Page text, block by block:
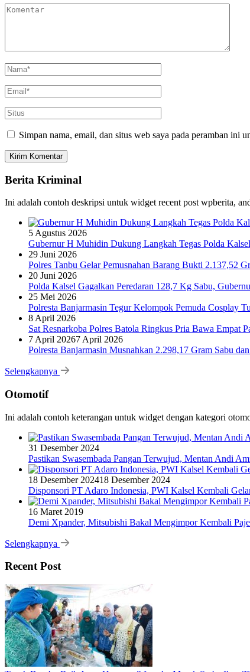
Simpan nama, email, dan situs web saya pada peramban ini
Berita Kriminal
Ini adalah contoh deskripsi untuk widget recent post wpberita,
5 Agustus 2026
Gubernur H Muhidin Dukung Langkah Tegas Polda
29 Juni 2026
Polres Tanbu Gelar Pemusnahan Barang Bukti 2.137,52
20 Juni 2026
Polda Kalsel Gagalkan Peredaran 128,7 Kg Sabu,
25 Mei 2026
Polresta Banjarmasin Tegur Kelompok Pemuda Cosplay
8 April 2026
Sat Resnarkoba Polres Batola Ringkus Pria Bawa Empat
7 April 20267 April 2026
Polresta Banjarmasin Musnahkan 2.298,17 Gram Sabu
Selengkapnya
Otomotif
Ini adalah contoh keterangan untuk widget dengan kategori
31 Desember 2024
Pastikan Swasembada Pangan Terwujud, Mentan Andi
18 Desember 202418 Desember 2024
Disponsori PT Adaro Indonesia, PWI Kalsel Kembali
16 Maret 2019
Demi Xpander, Mitsubishi Bakal Mengimpor Kembali
Selengkapnya
Recent Post